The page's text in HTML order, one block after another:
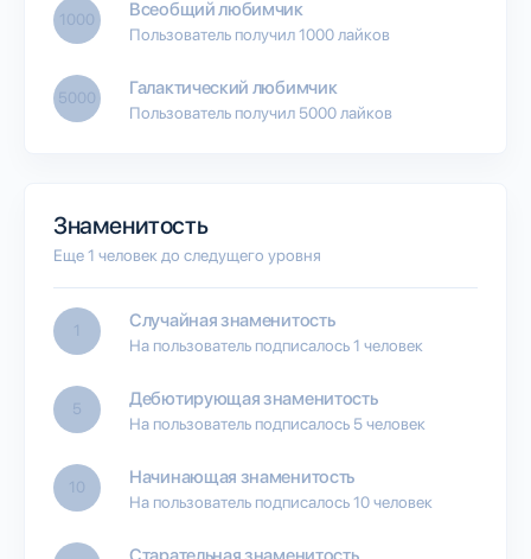
1000 Всеобщий любимчик
Пользователь получил 1000 лайков
5000 Галактический любимчик
Пользователь получил 5000 лайков
Знаменитость
Еще 1 человек до следущего уровня
1 Случайная знаменитость
На пользователь подписалось 1 человек
5 Дебютирующая знаменитость
На пользователь подписалось 5 человек
10 Начинающая знаменитость
На пользователь подписалось 10 человек